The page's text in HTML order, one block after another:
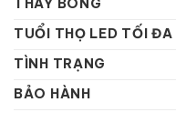
THAY BÓNG
TUỔI THỌ LED TỐI ĐA
TÌNH TRẠNG
BẢO HÀNH